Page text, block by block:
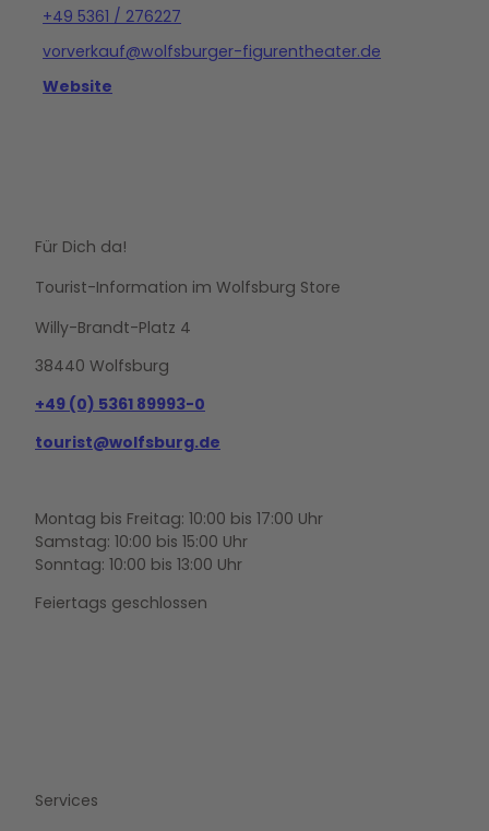
+49 5361 / 276227
vorverkauf@wolfsburger-figurentheater.de
Website
Für Dich da!
Tourist-Information im Wolfsburg Store
Willy-Brandt-Platz 4
38440 Wolfsburg
+49 (0) 5361 89993-0
tourist@wolfsburg.de
Montag bis Freitag: 10:00 bis 17:00 Uhr
Samstag: 10:00 bis 15:00 Uhr
Sonntag: 10:00 bis 13:00 Uhr
Feiertags geschlossen
o e
Services